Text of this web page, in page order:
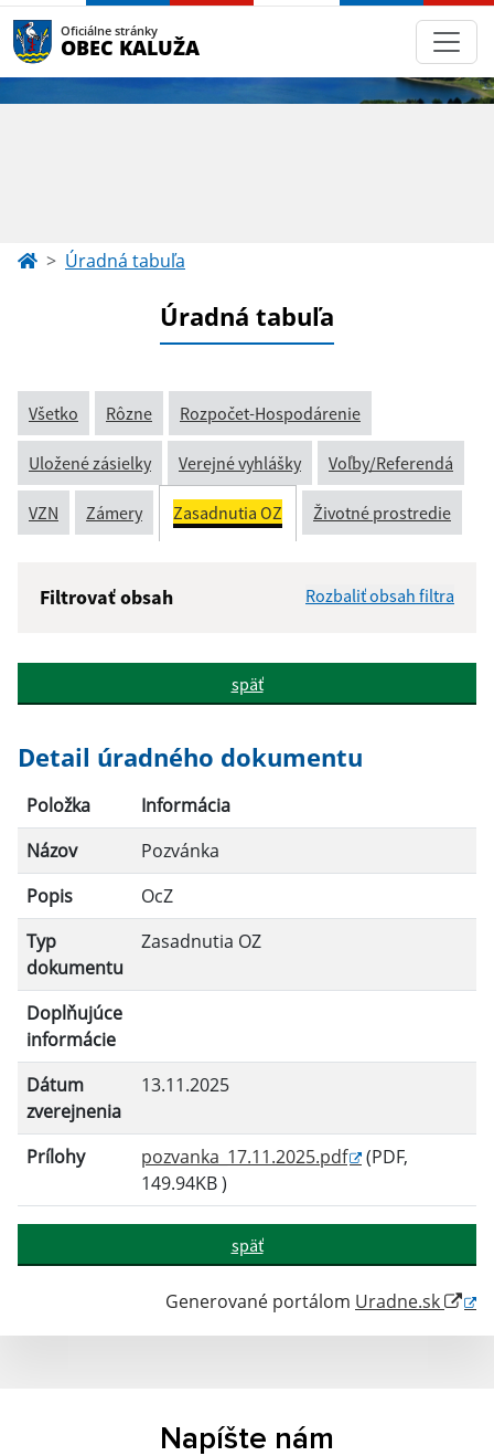
Oficiálne stránky
OBEC KALUŽA
Úradná tabuľa
Úradná tabuľa
Všetko Rôzne Rozpočet-Hospodárenie
Uložené zásielky Verejné vyhlášky Voľby/Referendá
VZN Zámery Zasadnutia OZ Životné prostredie
Filtrovať obsah Rozbaliť obsah filtra
Popis:
Dátum zverejnenia do:
Filtrovať
späť
Detail úradného dokumentu
Položka
Informácia
Názov
Pozvánka
Popis
OcZ
Typ
dokumentu
Zasadnutia OZ
Doplňujúce
informácie
Dátum
zverejnenia
13.11.2025
Prílohy pozvanka_17.11.2025.pdf
(PDF,
149.94KB )
späť
Generované portálom Uradne.sk
Napíšte nám